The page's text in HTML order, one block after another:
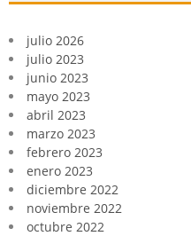
julio 2026
julio 2023
junio 2023
mayo 2023
abril 2023
marzo 2023
febrero 2023
enero 2023
diciembre 2022
noviembre 2022
octubre 2022